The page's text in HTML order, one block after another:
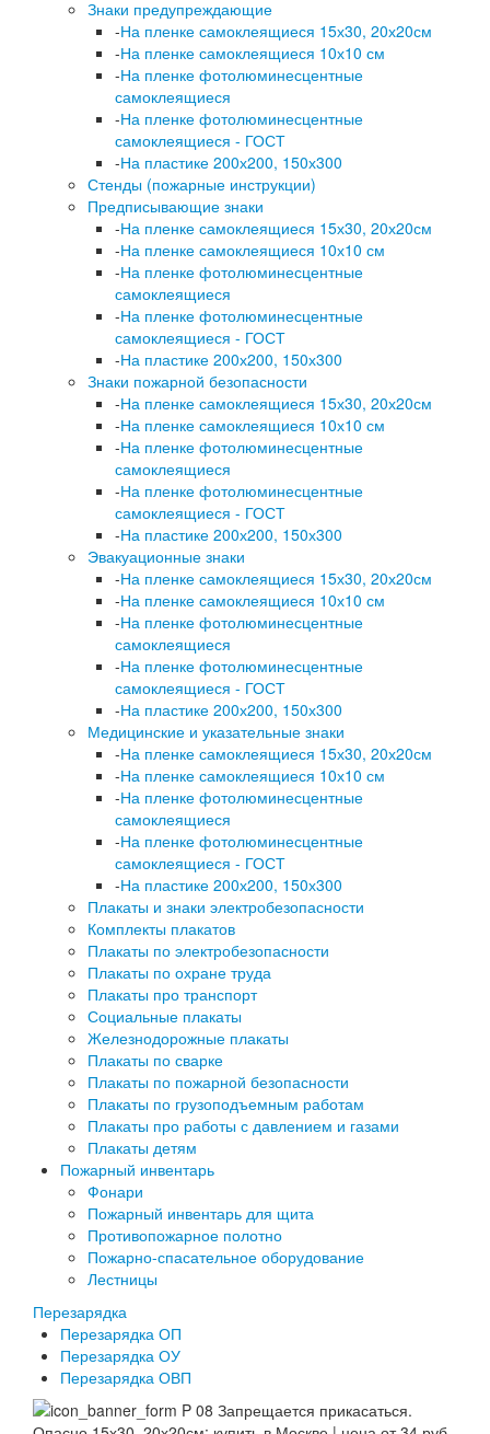
Знаки предупреждающие
-На пленке самоклеящиеся 15х30, 20х20см
-На пленке самоклеящиеся 10х10 см
-На пленке фотолюминесцентные
самоклеящиеся
-На пленке фотолюминесцентные
самоклеящиеся - ГОСТ
-На пластике 200х200, 150х300
Стенды (пожарные инструкции)
Предписывающие знаки
-На пленке самоклеящиеся 15х30, 20х20см
-На пленке самоклеящиеся 10х10 см
-На пленке фотолюминесцентные
самоклеящиеся
-На пленке фотолюминесцентные
самоклеящиеся - ГОСТ
-На пластике 200х200, 150х300
Знаки пожарной безопасности
-На пленке самоклеящиеся 15х30, 20х20см
-На пленке самоклеящиеся 10х10 см
-На пленке фотолюминесцентные
самоклеящиеся
-На пленке фотолюминесцентные
самоклеящиеся - ГОСТ
-На пластике 200х200, 150х300
Эвакуационные знаки
-На пленке самоклеящиеся 15х30, 20х20см
-На пленке самоклеящиеся 10х10 см
-На пленке фотолюминесцентные
самоклеящиеся
-На пленке фотолюминесцентные
самоклеящиеся - ГОСТ
-На пластике 200х200, 150х300
Медицинские и указательные знаки
-На пленке самоклеящиеся 15х30, 20х20см
-На пленке самоклеящиеся 10х10 см
-На пленке фотолюминесцентные
самоклеящиеся
-На пленке фотолюминесцентные
самоклеящиеся - ГОСТ
-На пластике 200х200, 150х300
Плакаты и знаки электробезопасности
Комплекты плакатов
Плакаты по электробезопасности
Плакаты по охране труда
Плакаты про транспорт
Социальные плакаты
Железнодорожные плакаты
Плакаты по сварке
Плакаты по пожарной безопасности
Плакаты по грузоподъемным работам
Плакаты про работы с давлением и газами
Плакаты детям
Пожарный инвентарь
Фонари
Пожарный инвентарь для щита
Противопожарное полотно
Пожарно-спасательное оборудование
Лестницы
Перезарядка
Перезарядка ОП
Перезарядка ОУ
Перезарядка ОВП